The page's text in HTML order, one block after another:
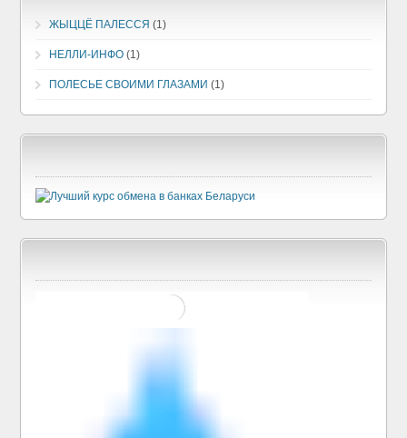
ЖЫЦЦЁ ПАЛЕССЯ (1)
НЕЛЛИ-ИНФО (1)
ПОЛЕСЬЕ СВОИМИ ГЛАЗАМИ (1)